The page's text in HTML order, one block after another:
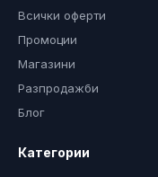
Всички оферти
Промоции
Магазини
Разпродажби
Блог
Категории